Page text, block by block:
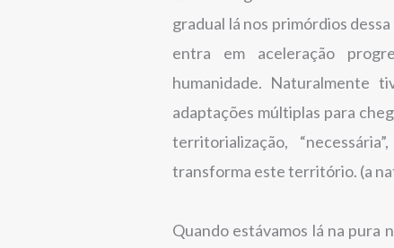
gradual lá nos primórdios
entra em aceleração
humanidade. Naturalmente
adaptações múltiplas para
territorialização,
transforma este território. (a
Quando estávamos lá na pura